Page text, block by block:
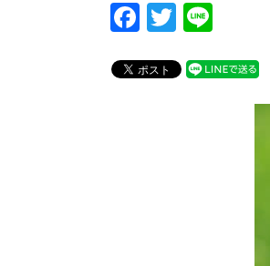
F
c
T
tt
e